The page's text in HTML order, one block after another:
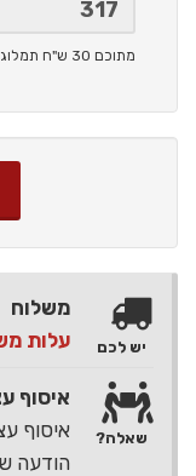
מתוכם 30 ש"ח תמלוגים ליוצר
משלוח
עלות משלוח
איסוף
איסוף
הודעה
יש לכם
שאלה?